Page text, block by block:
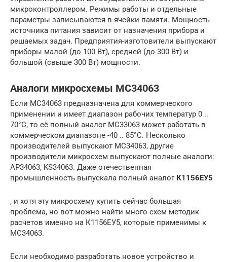
микроконтроллером. Режимы работы и отдельные
параметры записываются в ячейки памяти. Мощность
источника питания зависит от назначения прибора и
решаемых задач. Предприятия-изготовители выпускают
приборы малой (до 100 Вт), средней (до 300 Вт) и
большой (свыше 300 Вт) мощности.
Аналоги микросхемы MC34063
Если MC34063 предназначена для коммерческого
применении и имеет диапазон рабочих температур 0 ..
70°C, то её полный аналог MC33063 может работать в
коммерческом диапазоне -40 .. 85°C. Несколько
производителей выпускают MC34063, другие
производители микросхем выпускают полные аналоги:
AP34063, KS34063. Даже отечественная
промышленность выпускала полный аналог К1156ЕУ5
, и хотя эту микросхему купить сейчас большая
проблема, но вот можно найти много схем методик
расчетов именно на К1156ЕУ5, которые применимы к
MC34063.
Если необходимо разработать новое устройство и